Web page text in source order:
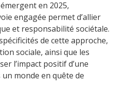
en 2025,
engagée permet d’allier
et responsabilité sociétale.
de cette approche,
sociale, ainsi que les
l’impact positif d’une
monde en quête de